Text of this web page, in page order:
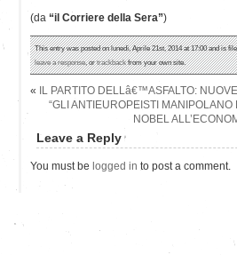
(da “il Corriere della Sera”)
This entry was posted on lunedì, Aprile 21st, 2014 at 17:00 and is
leave a response, ortrackbackfrom your own site.
«
IL PARTITO DELLâ€™ASFALTO:
“GLI ANTIEUROPEISTI
NOBEL
Leave a Reply
You must be logged in to post a comment.